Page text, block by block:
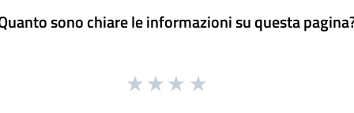
sono chiare le informazioni su questa